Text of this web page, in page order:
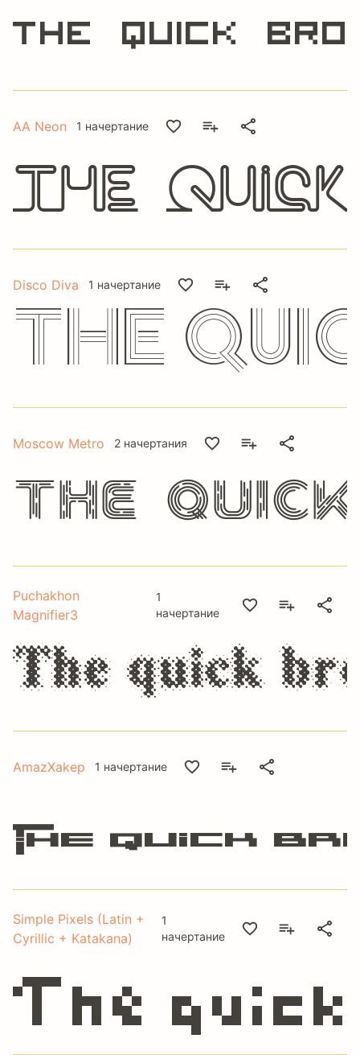
The quick
AA Neon 1 начертание
The
Disco Diva 1 начертание
The
Moscow Metro 2 начертания
The
Puchakhon
Magnifier3
1
начертание
The quick
AmazXakep 1 начертание
The quick
Simple Pixels (Latin +
Cyrillic + Katakana)
1
начертание
The